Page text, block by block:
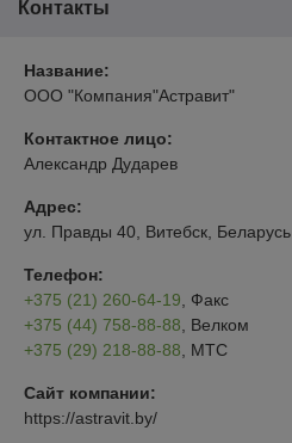
Контакты
Название:
ООО "Компания"Астравит"
Контактное лицо:
Александр Дударев
Адрес:
ул. Правды 40, Витебск, Беларусь
Телефон:
+375 (21) 260-64-19 , Факс
+375 (44) 758-88-88 , Велком
+375 (29) 218-88-88 , МТС
Сайт компании:
https://astravit.by/